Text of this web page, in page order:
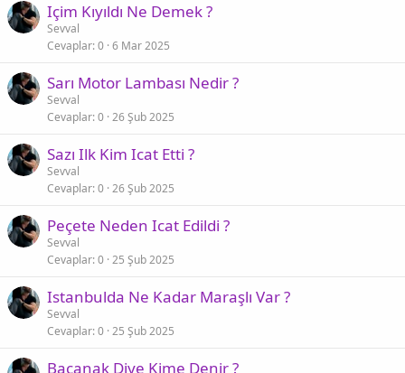
Içim Kıyıldı Ne Demek ?
Sevval
Cevaplar 0 6 Mar 2025
Sarı Motor Lambası Nedir ?
Sevval
Cevaplar 0 26 Şub 2025
Sazı Ilk Kim Icat Etti ?
Sevval
Cevaplar 0 26 Şub 2025
Peçete Neden Icat Edildi ?
Sevval
Cevaplar 0 25 Şub 2025
Istanbulda Ne Kadar Maraşlı Var ?
Sevval
Cevaplar 0 25 Şub 2025
Bacanak Diye Kime Denir ?